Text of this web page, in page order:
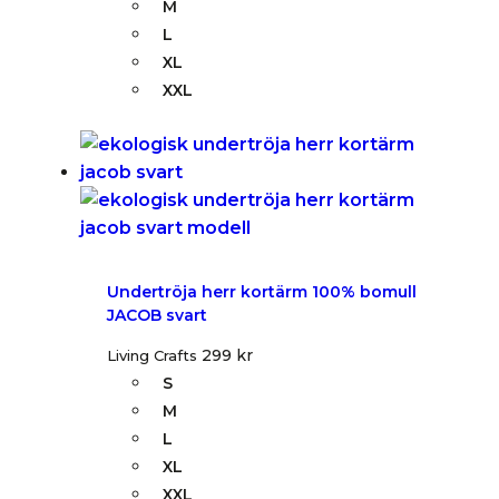
M
L
XL
XXL
Undertröja herr kortärm 100% bomull
JACOB svart
Living Crafts 299 kr
S
M
L
XL
XXL